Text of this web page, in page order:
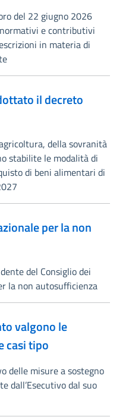
del 22 giugno 2026
normativi e contributivi
in materia di
il decreto
della sovranità
stabilite le modalità di
di beni alimentari di
per la non
del Consiglio dei
la non autosufficienza
valgono le
casi tipo
delle misure a sostegno
dall’Esecutivo dal suo